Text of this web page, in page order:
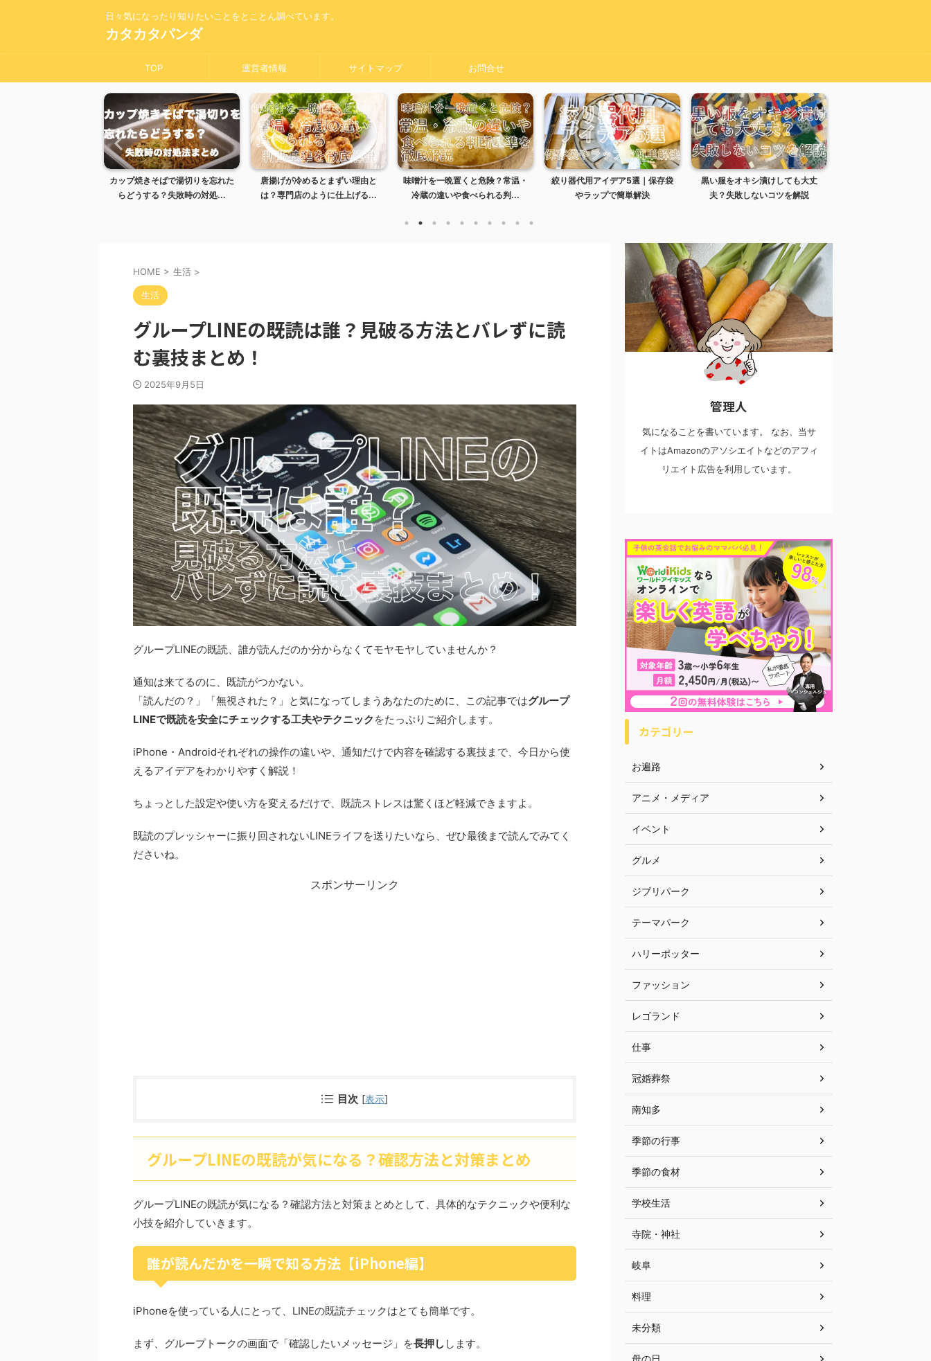
日々気になったり知りたいことをとことん調べています。
カタカタパンダ
TOP 運営者情報 サイトマップ お問合せ
唐揚げが冷めるとまずい理由と
は？専門店のように仕上げる...
味噌汁を一晩置くと危険？常温・
冷蔵の違いや食べられる判...
絞り器代用アイデア5選｜保存袋
やラップで簡単解決
黒い服をオキシ漬けしても大丈
夫？失敗しないコツを解説
リセッシュの処分方法｜スプレー
ボトルは何ゴミ？
HOME > 生活 >
生活
グループLINEの既読は誰？見破る方法とバレずに読
む裏技まとめ！
2025年9月5日
グループLINEの既読、誰が読んだのか分からなくてモヤモヤしていませんか？
通知は来てるのに、既読がつかない。
「読んだの？」「無視された？」と気になってしまうあなたのために、この記事ではグループ
LINEで既読を安全にチェックする工夫やテクニック をたっぷりご紹介します。
iPhone・Androidそれぞれの操作の違いや、通知だけで内容を確認する裏技まで、今日から使
えるアイデアをわかりやすく解説！
ちょっとした設定や使い方を変えるだけで、既読ストレスは驚くほど軽減できますよ。
既読のプレッシャーに振り回されないLINEライフを送りたいなら、ぜひ最後まで読んでみてく
ださいね。
スポンサーリンク
目次 [表示]
グループLINEの既読が気になる？確認方法と対策まとめ
グループLINEの既読が気になる？確認方法と対策まとめとして、具体的なテクニックや便利な
小技を紹介していきます。
誰が読んだかを一瞬で知る方法【iPhone編】
iPhoneを使っている人にとって、LINEの既読チェックはとても簡単です。
まず、グループトークの画面で「確認したいメッセージ」を長押し します。
管理人
気になることを書いています。 なお、当サ
イトはAmazonのアソシエイトなどのアフィ
リエイト広告を利用しています。
カテゴリー
お遍路
アニメ・メディア
イベント
グルメ
ジブリパーク
テーマパーク
ハリーポッター
ファッション
レゴランド
仕事
冠婚葬祭
南知多
季節の行事
季節の食材
学校生活
寺院・神社
岐阜
料理
未分類